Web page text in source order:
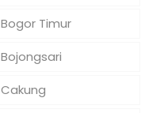
Bogor Timur
Bojongsari
Cakung